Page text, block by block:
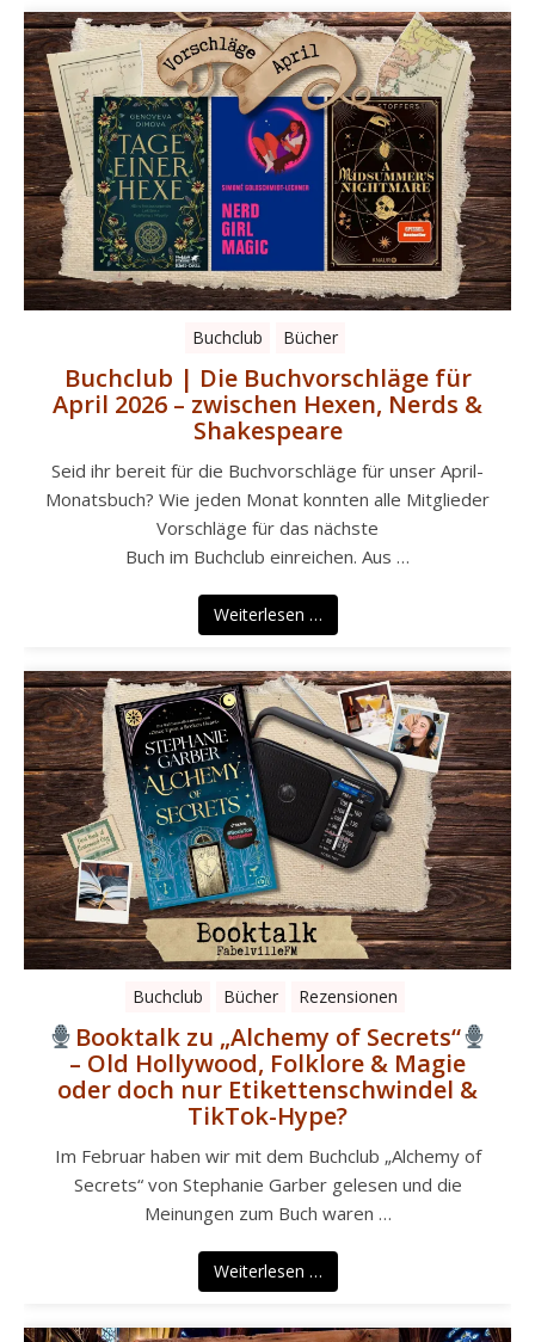
Buchclub Bücher
Buchclub | Die Buchvorschläge für
April 2026 – zwischen Hexen, Nerds &
Shakespeare
Seid ihr bereit für die Buchvorschläge für unser April-
Monatsbuch? Wie jeden Monat konnten alle Mitglieder
Vorschläge für das nächste
Buch im Buchclub einreichen. Aus …
Weiterlesen …
Buchclub Bücher Rezensionen
Booktalk zu „Alchemy of Secrets“
– Old Hollywood, Folklore & Magie
oder doch nur Etikettenschwindel &
TikTok-Hype?
Im Februar haben wir mit dem Buchclub „Alchemy of
Secrets“ von Stephanie Garber gelesen und die
Meinungen zum Buch waren …
Weiterlesen …